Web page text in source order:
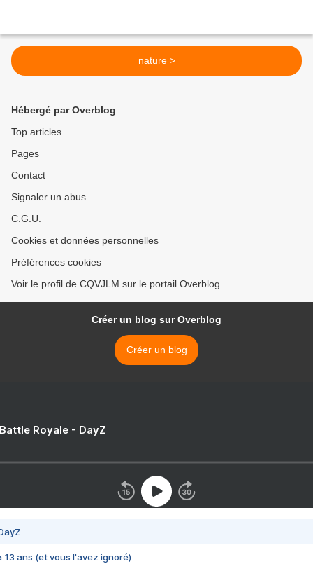
nature >
Hébergé par Overblog
Top articles
Pages
Contact
Signaler un abus
C.G.U.
Cookies et données personnelles
Préférences cookies
Voir le profil de CQVJLM sur le portail Overblog
Créer un blog sur Overblog
Créer un blog
Royale - DayZ
13 ans (et vous l'avez ignoré)